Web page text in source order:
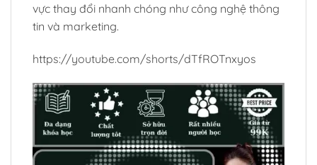
vực thay đổi nhanh chóng như công nghệ thông
tin và marketing.
https://youtube.com/shorts/dTfROTnxyos